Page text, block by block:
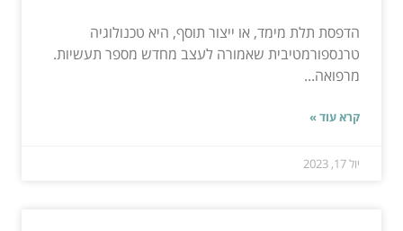
הדפסת תלת מימד, או ייצור תוסף, היא טכנולוגיה
טרנספורמטיבית שאמורה לעצב מחדש מספר תעשיות.
מרפואה...
קרא עוד »
יול 17, 2023